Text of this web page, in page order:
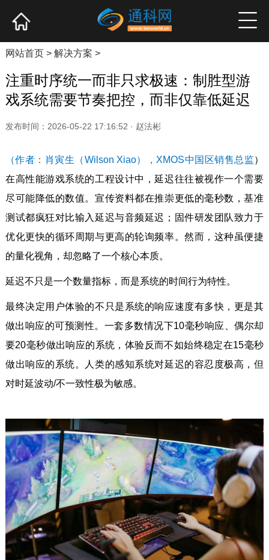
产业资讯 企业新品 高端访谈
网站首页> 解决方案 >
注重时序统一而非只求极速：制胜型游
戏系统需要节奏把控，而非仅靠低延迟
发布时间：2026-05-22 17:16:52 · 赵法彬
（作者：肖寅生（Wilson Xiao），XMOS中国区销售总监）
在高性能游戏系统的工程设计中，延迟往往被视作一个需要
尽可能降低的数值。宣传资料都在推崇更低的毫秒数，基准
测试都疯狂对比输入延迟与音频延迟；固件研发团队致力于
优化更快的循环周期与更高的轮询频率。然而，这种虽便捷
的量化视角，却忽略了一个核心本质。
延迟不只是一个数量指标，而是系统的时间行为特性。
最终决定用户体验的不只是系统的响应速度有多快，更是其
做出响应的可预测性。一套多数情况下10毫秒响应、偶尔却
要20毫秒做出响应的系统，体验反而不如始终稳定在15毫秒
做出响应的系统。人类的感知系统对延迟的容忍度极高，但
对时延波动/不一致性极为敏感。